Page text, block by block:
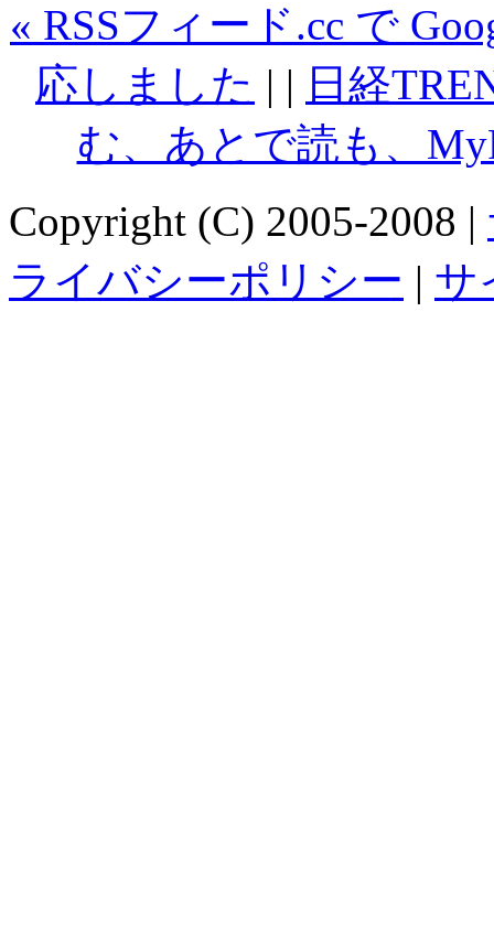
« RSSフィード.cc で
応しました | | 日経
む、あとで読も、
Copyright (C) 2005-2008 |
ライバシーポリシー | サ